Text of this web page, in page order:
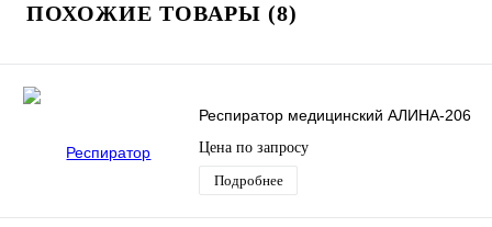
ПОХОЖИЕ ТОВАРЫ (8)
Респиратор медицинский АЛИНА-206
Цена по запросу
Подробнее